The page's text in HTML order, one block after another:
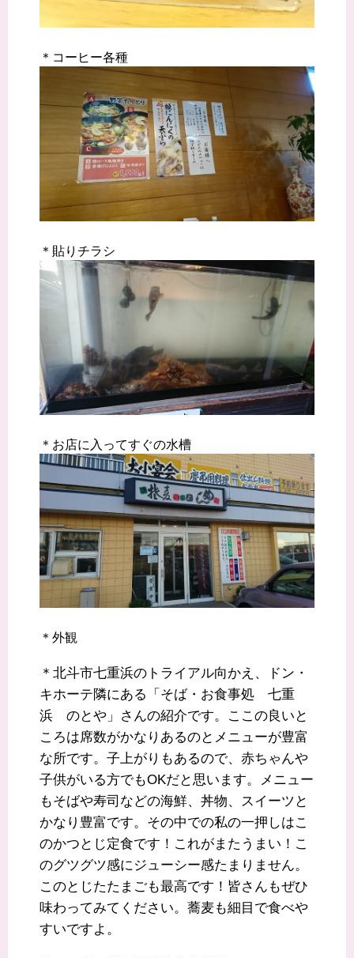
＊コーヒー各種
＊貼りチラシ
＊お店に入ってすぐの水槽
＊外観
＊北斗市七重浜のトライアル向かえ、ドン・
キホーテ隣にある「そば・お食事処 七重
浜 のとや」さんの紹介です。ここの良いと
ころは席数がかなりあるのとメニューが豊富
な所です。子上がりもあるので、赤ちゃんや
子供がいる方でもOKだと思います。メニュー
もそばや寿司などの海鮮、丼物、スイーツと
かなり豊富です。その中での私の一押しはこ
のかつとじ定食です！これがまたうまい！こ
のグツグツ感にジューシー感たまりません。
このとじたたまごも最高です！皆さんもぜひ
味わってみてください。蕎麦も細目で食べや
すいですよ。